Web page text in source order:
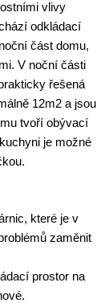
vlivy
odkládací
část domu,
V noční části
řešená
12m2 a jsou
tvoří obývací
je možné
které je v
zaměnit
prostor na